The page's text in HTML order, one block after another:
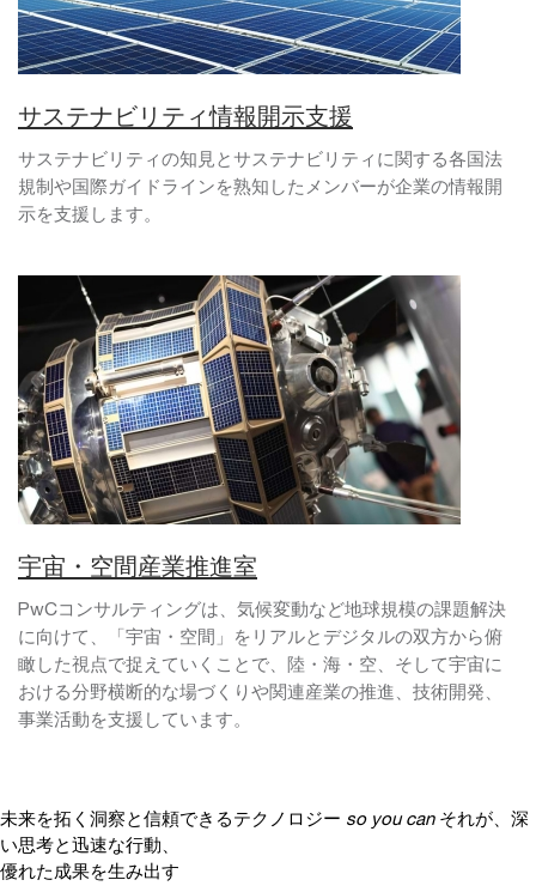
サステナビリティ情報開示支援
サステナビリティの知見とサステナビリティに関する各国法
規制や国際ガイドラインを熟知したメンバーが企業の情報開
示を支援します。
宇宙・空間産業推進室
PwCコンサルティングは、気候変動など地球規模の課題解決
に向けて、「宇宙・空間」をリアルとデジタルの双方から俯
瞰した視点で捉えていくことで、陸・海・空、そして宇宙に
おける分野横断的な場づくりや関連産業の推進、技術開発、
事業活動を支援しています。
未来を拓く洞察と信頼できるテクノロジー so you can それが、深
い思考と迅速な行動、
優れた成果を生み出す